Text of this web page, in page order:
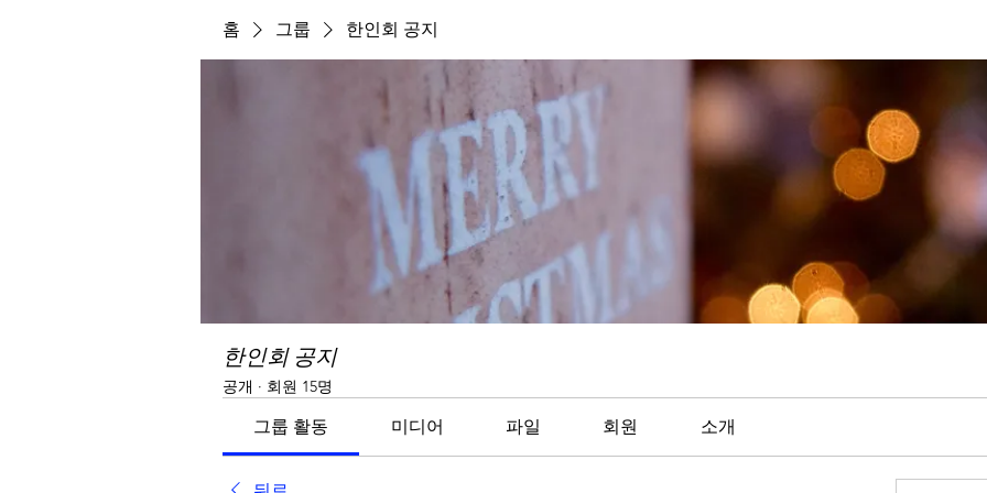
홈 그룹 한인회 공지
한인회 공지
공개 · 회원 15명
그룹 활동 미디어 파일 회원 소개